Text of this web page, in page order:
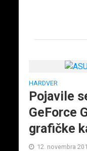
HARDVER
Pojavile
GeForce
grafičke
12. novembra